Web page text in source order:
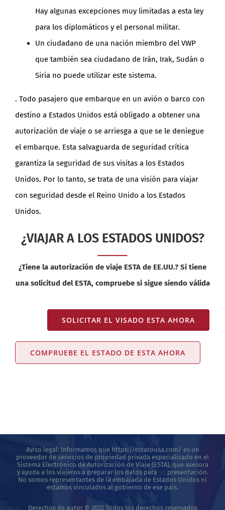
Hay algunas excepciones muy limitadas a esta ley
para los diplomáticos y el personal militar.
Un ciudadano de una nación miembro del VWP
que también sea ciudadano de Irán, Irak, Sudán o
Siria no puede utilizar este sistema.
. Todo pasajero que embarque en un avión o barco con
destino a Estados Unidos está obligado a obtener una
autorización de viaje o se arriesga a que se le deniegue
el embarque. Esta salvaguarda de seguridad crítica
garantiza la seguridad de sus visitas a los Estados
Unidos. Por lo tanto, se trata de una visión para viajar
con seguridad desde el Reino Unido a los Estados
Unidos.
¿VIAJAR A LOS ESTADOS UNIDOS?
¿Tiene la autorización de viaje ESTA de EE.UU.? Si tiene
una solicitud del ESTA, compruebe si sigue siendo válida
SOLICITAR EL VISADO ESTA AHORA
COMPRUEBE EL ESTADO DE ESTA AHORA
Aviso legal: Informamos que https://estatousa.com/ es un
proveedor de servicios de propiedad privada especializado en el
Sistema Electrónico de Autorización de Viaje (ESTA), que asesora
y ayuda a los viajeros a preparar los datos para su presentación.
No somos representantes de la embajada de Estados Unidos ni
estamos vinculados al gobierno de ese país.
Derechos de autor © 2022 Todos los derechos reservados